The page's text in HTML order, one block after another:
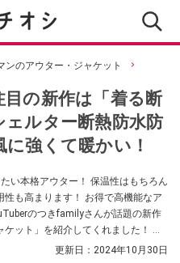
ンのアウター・ジャケット
目の新作は「着る断
ルター断熱防水防
強くて暖かい！
い本格アウター！ 保温性はもちろん
も高まります！ お得で高機能なア
のつきfamilyさんが話題の新作
ケット」を紹介してくれました！ 完
チェックしてみてください。
更新日： 2024年10月30日